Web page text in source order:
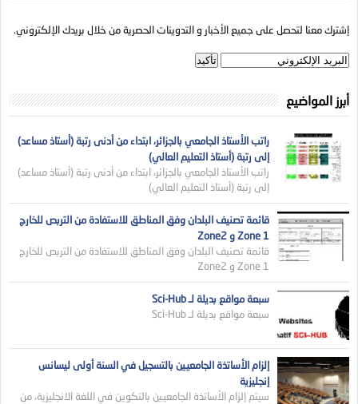
إشترك معنا لتحصل على جميع الأخبار و التدوينات الحصرية من خلال بريدك الإلكتروني.
أبرز المواضيع
راتب الأستاذ الجامعي بالجزائر، ابتداء من أدنى رتبة (أستاذ مساعد)
إلى رتبة (أستاذ التعليم العالي)
راتب الأستاذ الجامعي بالجزائر، ابتداء من أدنى رتبة (أستاذ مساعد)
إلى رتبة (أستاذ التعليم العالي)
قائمة تصنيف البلدان وفق المناطق للاستفادة من التربص للخارج
Zone 1 و Zone2
قائمة تصنيف البلدان وفق المناطق للاستفادة من التربص للخارج
Zone 1 و Zone2
سبعة مواقع بديلة لـ Sci-Hub
سبعة مواقع بديلة لـ Sci-Hub
إلزام الأساتذة الجامعيين بالتسجيل في السنة أولى ليسانس
إنجليزية
سيتم إلزام الأساتذة الجامعيين بالتكوين في اللغة الانجليزية، من